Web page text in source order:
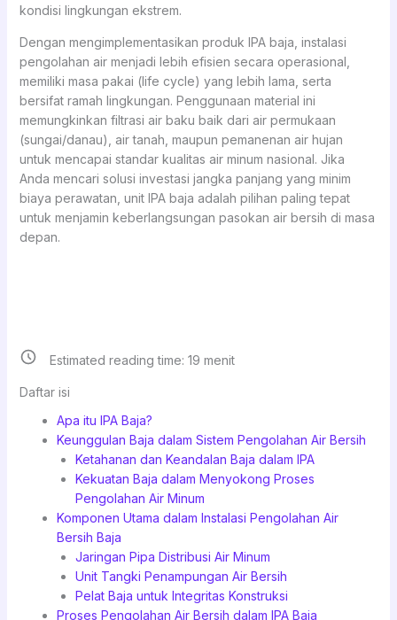
kondisi lingkungan ekstrem.
Dengan mengimplementasikan produk IPA baja, instalasi
pengolahan air menjadi lebih efisien secara operasional,
memiliki masa pakai (life cycle) yang lebih lama, serta
bersifat ramah lingkungan. Penggunaan material ini
memungkinkan filtrasi air baku baik dari air permukaan
(sungai/danau), air tanah, maupun pemanenan air hujan
untuk mencapai standar kualitas air minum nasional. Jika
Anda mencari solusi investasi jangka panjang yang minim
biaya perawatan, unit IPA baja adalah pilihan paling tepat
untuk menjamin keberlangsungan pasokan air bersih di masa
depan.
Estimated reading time: 19 menit
Daftar isi
Apa itu IPA Baja?
Keunggulan Baja dalam Sistem Pengolahan Air Bersih
Ketahanan dan Keandalan Baja dalam IPA
Kekuatan Baja dalam Menyokong Proses
Pengolahan Air Minum
Komponen Utama dalam Instalasi Pengolahan Air
Bersih Baja
Jaringan Pipa Distribusi Air Minum
Unit Tangki Penampungan Air Bersih
Pelat Baja untuk Integritas Konstruksi
Proses Pengolahan Air Bersih dalam IPA Baja